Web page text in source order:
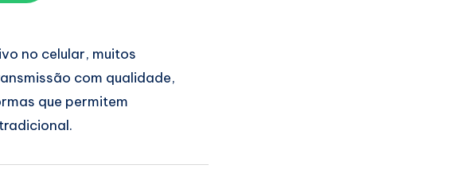
no celular, muitos
com qualidade,
que permitem